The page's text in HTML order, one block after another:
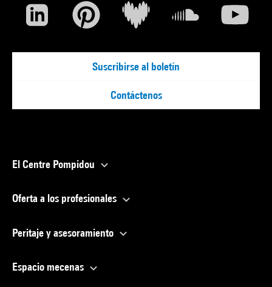
Suscribirse al boletín
Contáctenos
El Centre Pompidou
Oferta a los profesionales
Peritaje y asesoramiento
Espacio mecenas